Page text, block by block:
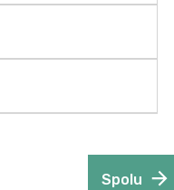
Spolu